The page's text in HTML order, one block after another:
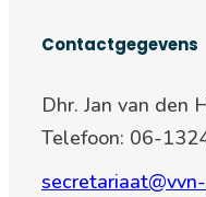
Contactgegevens
Dhr. Jan van den
Telefoon: 06-